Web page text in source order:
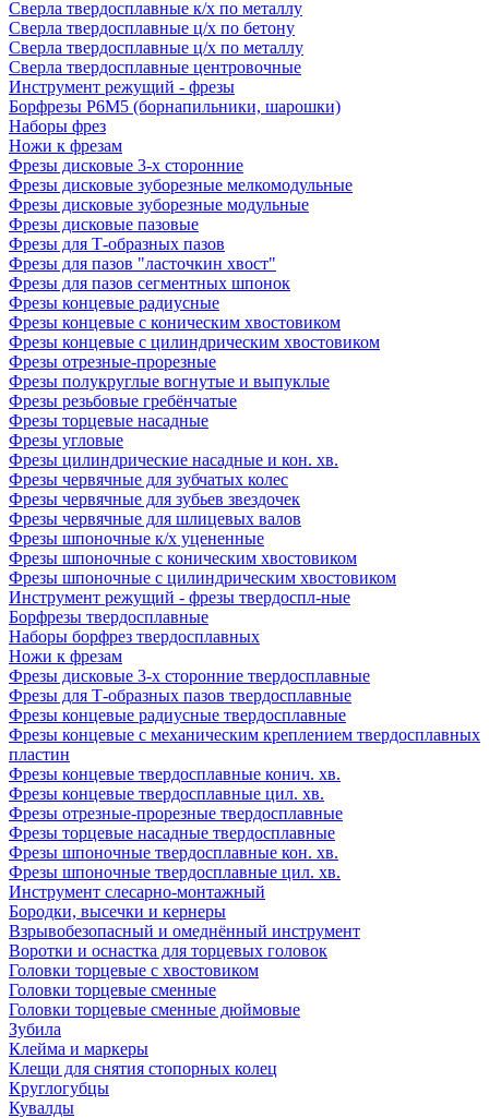
Сверла твердосплавные к/х по металлу
Сверла твердосплавные ц/х по бетону
Сверла твердосплавные ц/х по металлу
Сверла твердосплавные центровочные
Инструмент режущий - фрезы
Борфрезы Р6М5 (борнапильники, шарошки)
Наборы фрез
Ножи к фрезам
Фрезы дисковые 3-х сторонние
Фрезы дисковые зуборезные мелкомодульные
Фрезы дисковые зуборезные модульные
Фрезы дисковые пазовые
Фрезы для Т-образных пазов
Фрезы для пазов "ласточкин хвост"
Фрезы для пазов сегментных шпонок
Фрезы концевые радиусные
Фрезы концевые с коническим хвостовиком
Фрезы концевые с цилиндрическим хвостовиком
Фрезы отрезные-прорезные
Фрезы полукруглые вогнутые и выпуклые
Фрезы резьбовые гребёнчатые
Фрезы торцевые насадные
Фрезы угловые
Фрезы цилиндрические насадные и кон. хв.
Фрезы червячные для зубчатых колес
Фрезы червячные для зубьев звездочек
Фрезы червячные для шлицевых валов
Фрезы шпоночные к/х уцененные
Фрезы шпоночные с коническим хвостовиком
Фрезы шпоночные с цилиндрическим хвостовиком
Инструмент режущий - фрезы твердоспл-ные
Борфрезы твердосплавные
Наборы борфрез твердосплавных
Ножи к фрезам
Фрезы дисковые 3-х сторонние твердосплавные
Фрезы для Т-образных пазов твердосплавные
Фрезы концевые радиусные твердосплавные
Фрезы концевые с механическим креплением твердосплавных
пластин
Фрезы концевые твердосплавные конич. хв.
Фрезы концевые твердосплавные цил. хв.
Фрезы отрезные-прорезные твердосплавные
Фрезы торцевые насадные твердосплавные
Фрезы шпоночные твердосплавные кон. хв.
Фрезы шпоночные твердосплавные цил. хв.
Инструмент слесарно-монтажный
Бородки, высечки и кернеры
Взрывобезопасный и омеднённый инструмент
Воротки и оснаcтка для торцевых головок
Головки торцевые с хвостовиком
Головки торцевые сменные
Головки торцевые сменные дюймовые
Зубила
Клейма и маркеры
Клещи для снятия стопорных колец
Круглогубцы
Кувалды